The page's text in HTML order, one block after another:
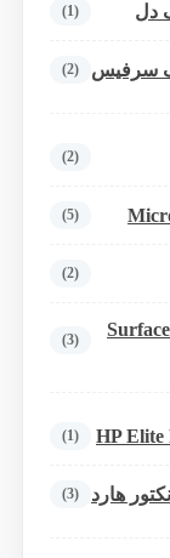
دل (1)
سرفیس (2)
(2)
(5)
(2)
نوک قلم سرفیس Surface
(3)
(1)
هارد (3)